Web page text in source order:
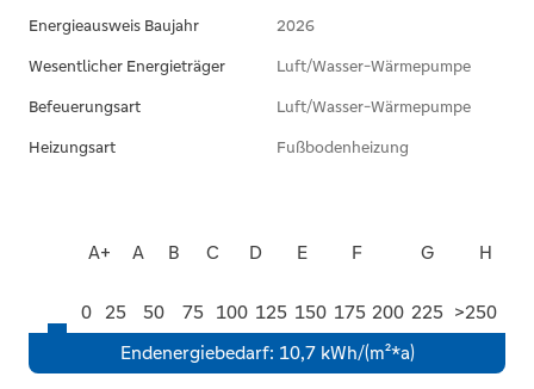
Gerne informieren wir Sie auch über weitere
Eigentumswohnungen in den geplanten
Gebäuden sowie über individuelle
Volksbank im Münsterland eG.
Energieausweis Baujahr
2026
Wesentlicher Energieträger
Luft/Wasser-Wärmepumpe
Befeuerungsart
Luft/Wasser-Wärmepumpe
Heizungsart
Fußbodenheizung
A+ A B C D E F G H
0 25 50 75 100 125 150 175 200 225 >250
Endenergiebedarf: 10,7 kWh/(m²*a)